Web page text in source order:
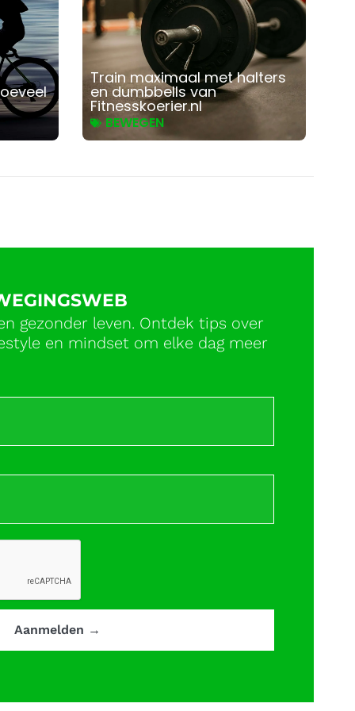
Train maximaal met halters
en dumbbells van
Fitnesskoerier.nl
BEWEGEN
gezonder leven. Ontdek tips over
en mindset om elke dag meer